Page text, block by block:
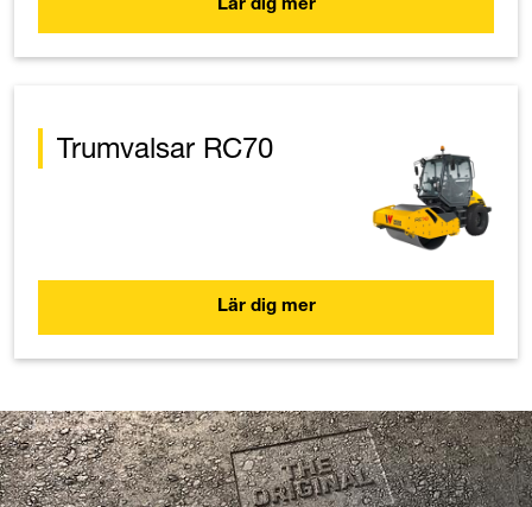
Lär dig mer
Trumvalsar RC70
Lär dig mer